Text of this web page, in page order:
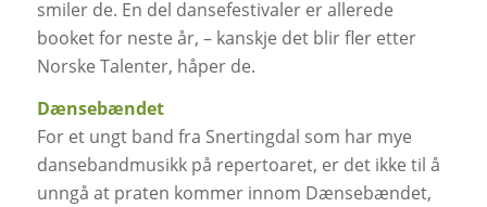
smiler de. En del dansefestivaler er allerede
booket for neste år, – kanskje det blir fler etter
Norske Talenter, håper de.
Dænsebændet
For et ungt band fra Snertingdal som har mye
dansebandmusikk på repertoaret, er det ikke til å
unngå at praten kommer innom Dænsebændet,